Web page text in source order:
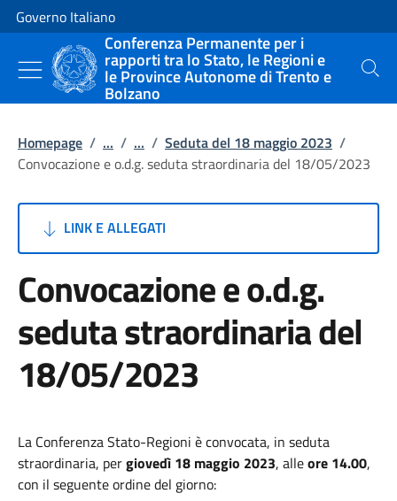
Vai al contenuto
Vai alla navigazione del sito
Governo Italiano
Conferenza Permanente per i
rapporti tra lo Stato, le Regioni e
le Province Autonome di Trento e
Bolzano
Cerca
Homepage / ... / ... / Seduta del 18 maggio 2023 /
Convocazione e o.d.g. seduta straordinaria del 18/05/2023
LINK E ALLEGATI
Convocazione e o.d.g.
seduta straordinaria del
18/05/2023
La Conferenza Stato-Regioni è convocata, in seduta
straordinaria, pergiovedì 18 maggio 2023, alleore 14.00,
con il seguente ordine del giorno: